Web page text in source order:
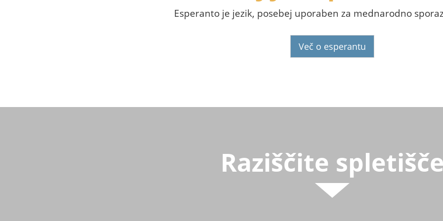
Esperanto je jezik, posebej uporaben za mednarodno
Več o esperantu
Raziščite spletišče